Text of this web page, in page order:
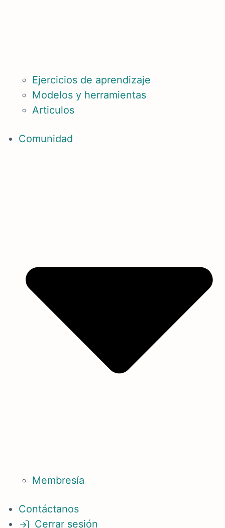
Ejercicios de aprendizaje
Modelos y herramientas
Articulos
Comunidad
Membresía
Contáctanos
Cerrar sesión